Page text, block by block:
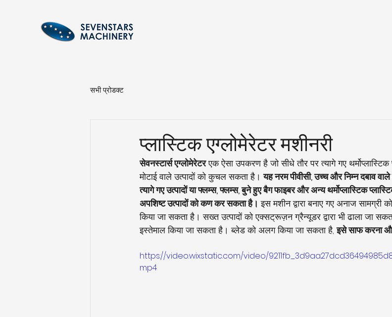
सभी प्रोडक्ट
प्लास्टिक एग्लोमेरेटर मशीनरी
सेवनस्टार्स एग्लोमेरेटर एक ऐसा उपकरण है जो सीधे तौर पर त्यागे गए
मोटाई वाले उत्पादों को कुचल सकता है। यह नरम पीवीसी, उच्च और निम्न दबाव वाले
त्यागे गए उत्पादों या फ्लम्स, फ्लम्स, बुने हुए बैग फाइबर और अन्य थर्मोप्लास्टिक
अपशिष्ट उत्पादों को कण कर सकता है। इस मशीन द्वारा बनाए गए अनाज सामग्री
किया जा सकता है। सख्त उत्पादों को एक्सट्रूज़न ग्रैन्यूडर द्वारा भी ढाला जा
इस्तेमाल किया जा सकता है। ब्लेड को अलग किया जा सकता है, इसे साफ करना
https://video.wixstatic.com/video/
mp4